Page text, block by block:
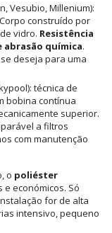
Vesubio, Millenium):
construído por
vidro. Resistência
abrasão química.
deseja para uma
técnica de
bobina contínua
superior.
a filtros
com manutenção
o poliéster
económicos. Só
for de alta
intensivo, pequeno